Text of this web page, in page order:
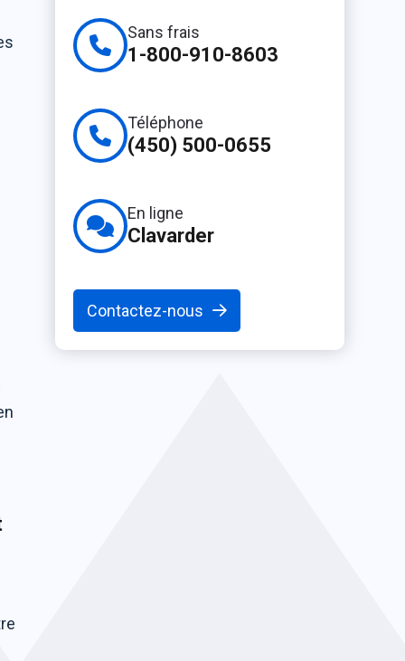
Sans frais
1-800-910-8603
Téléphone
(450) 500-0655
En ligne
Clavarder
Contactez-nous